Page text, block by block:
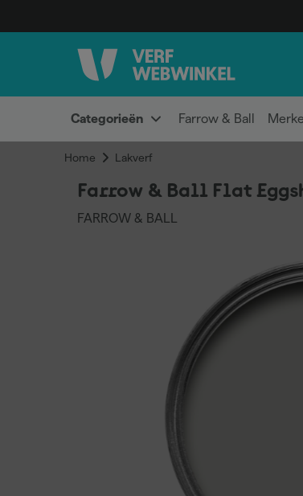
Categorieën Farrow & Ball
Home Lakverf
Farrow & Ball Flat
FARROW & BALL